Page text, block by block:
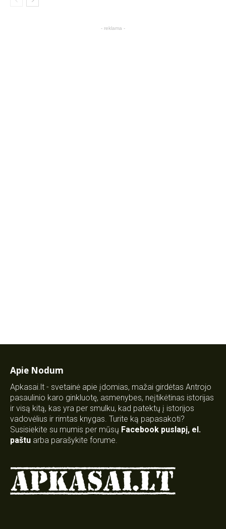
- reklama -
Apie Nodum
Apkasai.lt - svetainė apie įdomias, mažai girdėtas Antrojo
pasaulinio karo ginkluotę, asmenybes, neįtikėtinas istorijas
ir visą kitą, kas yra per smulku, kad patektų į istorijos
vadovėlius ir rimtas knygas. Turite ką papasakoti?
Susisiekite su mumis per mūsų Facebook puslapį, el.
paštu arba parašykite forume.